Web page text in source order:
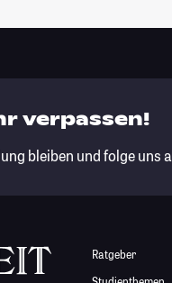
verpassen!
bleiben und folge uns
Ratgeber